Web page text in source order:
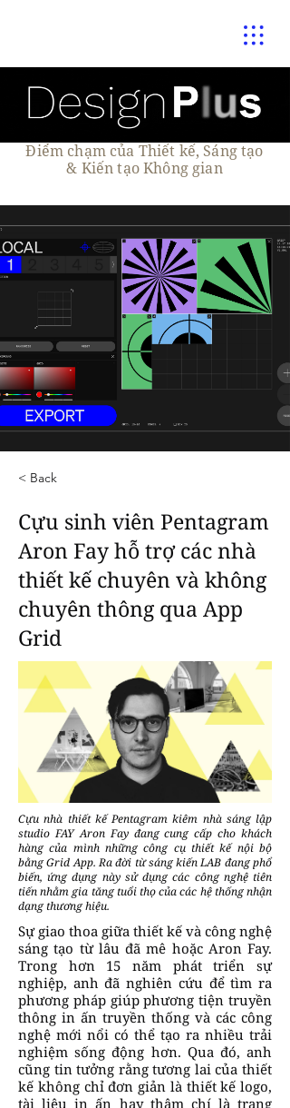
Điểm chạm của Thiết kế, Sáng tạo
& Kiến tạo Không gian
< Back
Cựu sinh viên Pentagram
Aron Fay hỗ trợ các nhà
thiết kế chuyên và không
chuyên thông qua App
Grid
Cựu nhà thiết kế Pentagram kiêm nhà sáng lập
studio FAY Aron Fay đang cung cấp cho khách
hàng của mình những công cụ thiết kế nội bộ
bằng Grid App. Ra đời từ sáng kiến ​​LAB đang phổ
biến, ứng dụng này sử dụng các công nghệ tiên
tiến nhằm gia tăng tuổi thọ của các hệ thống nhận
dạng thương hiệu.
Sự giao thoa giữa thiết kế và công nghệ
sáng tạo từ lâu đã mê hoặc Aron Fay.
Trong hơn 15 năm phát triển sự
nghiệp, anh đã nghiên cứu để tìm ra
phương pháp giúp phương tiện truyền
thông in ấn truyền thống và các công
nghệ mới nổi có thể tạo ra nhiều trải
nghiệm sống động hơn. Qua đó, anh
cũng tin tưởng rằng tương lai của thiết
kế không chỉ đơn giản là thiết kế logo,
tài liệu in ấn hay thậm chí là trang